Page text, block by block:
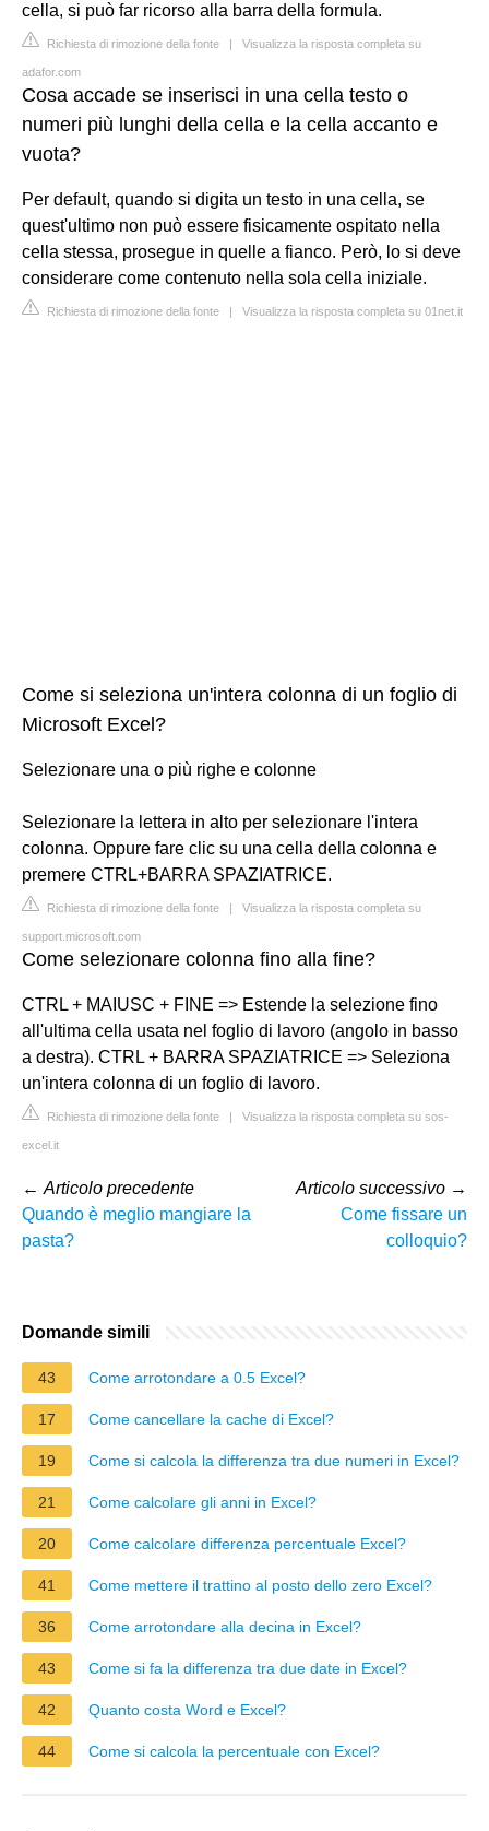
cella, si può far ricorso alla barra della formula.
Richiesta di rimozione della fonte | Visualizza la risposta completa su
adafor.com
Cosa accade se inserisci in una cella testo o
numeri più lunghi della cella e la cella accanto e
vuota?
Per default, quando si digita un testo in una cella, se
quest'ultimo non può essere fisicamente ospitato nella
cella stessa, prosegue in quelle a fianco. Però, lo si deve
considerare come contenuto nella sola cella iniziale.
Richiesta di rimozione della fonte | Visualizza la risposta completa su 01net.it
Come si seleziona un'intera colonna di un foglio di
Microsoft Excel?
Selezionare una o più righe e colonne
Selezionare la lettera in alto per selezionare l'intera
colonna. Oppure fare clic su una cella della colonna e
premere CTRL+BARRA SPAZIATRICE.
Richiesta di rimozione della fonte | Visualizza la risposta completa su
support.microsoft.com
Come selezionare colonna fino alla fine?
CTRL + MAIUSC + FINE => Estende la selezione fino
all'ultima cella usata nel foglio di lavoro (angolo in basso
a destra). CTRL + BARRA SPAZIATRICE => Seleziona
un'intera colonna di un foglio di lavoro.
Richiesta di rimozione della fonte | Visualizza la risposta completa su sos-
excel.it
← Articolo precedente
Quando è meglio mangiare la
pasta?
Articolo successivo →
Come fissare un
colloquio?
Domande simili
43 Come arrotondare a 0.5 Excel?
17 Come cancellare la cache di Excel?
19 Come si calcola la differenza tra due numeri in Excel?
21 Come calcolare gli anni in Excel?
20 Come calcolare differenza percentuale Excel?
41 Come mettere il trattino al posto dello zero Excel?
36 Come arrotondare alla decina in Excel?
43 Come si fa la differenza tra due date in Excel?
42 Quanto costa Word e Excel?
44 Come si calcola la percentuale con Excel?